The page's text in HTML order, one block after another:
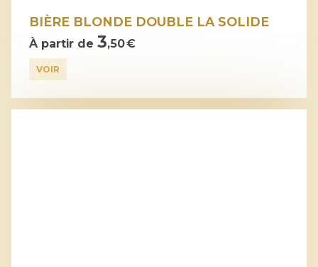
BIÈRE BLONDE DOUBLE LA SOLIDE
À partir de 3,50 €
VOIR